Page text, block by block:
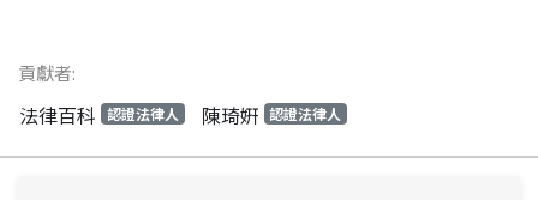
貢獻者:
法律百科 認證法律人 陳琦姸 認證法律人